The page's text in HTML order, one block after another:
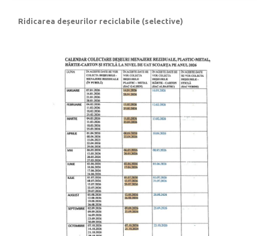
Ridicarea deșeurilor reciclabile (selective)